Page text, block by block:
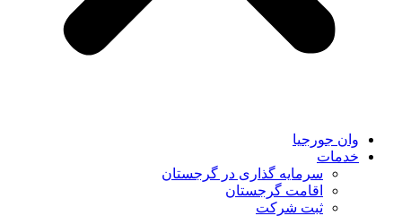
وان جورجیا
خدمات
سرمایه گذاری در گرجستان
اقامت گرجستان
ثبت شرکت